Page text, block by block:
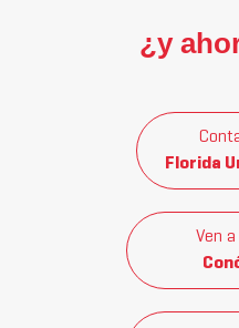
¿y
Florida
Ven